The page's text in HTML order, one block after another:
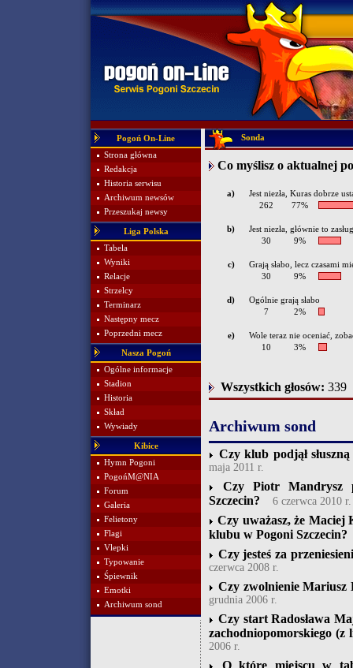
Pogoń On-Line
Strona główna
Redakcja
Historia serwisu
Archiwum newsów
Przeszukaj newsy
Liga Polska
Tabela
Wyniki
Relacje
Strzelcy
Terminarz
Następny mecz
Poprzedni mecz
Nasza Pogoń
Ogólne informacje
Stadion
Historia
Skład
Wywiady
Kibice
Hymn Pogoni
PogońM@NIA
Forum
Galeria
Felietony
Flagi
Vlepki
Typowanie
Śpiewnik
Emotki
Archiwum sond
Sonda
Co myślisz o aktualnej
a)
Jest niezła, Kuras dobrze
262
77%
b)
Jest niezła, głównie to
30
9%
c)
Grają słabo, lecz czasami
30
9%
d)
Ogólnie grają słabo
7
2%
e)
Wole teraz nie oceniać,
10
3%
Wszystkich głosów: 339
Archiwum sond
Czy klub podjął
maja 2011 r.
Czy Piotr Mandrysz
Szczecin?
6 czerwca 2010 r.
Czy uważasz, że Maciej
klubu w Pogoni Szczecin?
Czy jesteś za
czerwca 2008 r.
Czy zwolnienie Mariusz
grudnia 2006 r.
Czy start Radosława
zachodniopomorskiego
2006 r.
O które miejscu w